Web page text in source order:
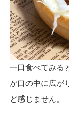
一口食べてみる
が口の中に広が
ど感じません。